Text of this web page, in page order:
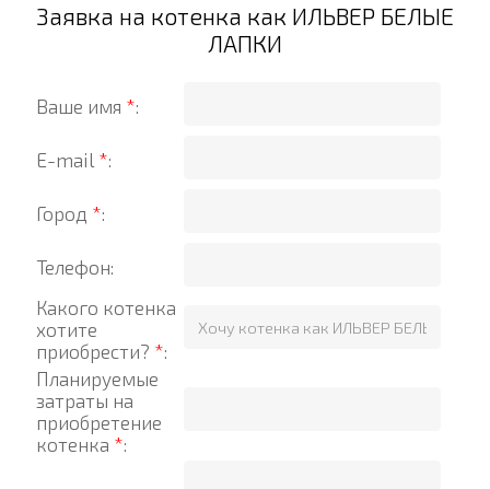
Заявка на котенка как ИЛЬВЕР БЕЛЫЕ
ЛАПКИ
Ваше имя *:
E-mail *:
Город *:
Телефон:
Какого котенка
хотите
приобрести? *:
Планируемые
затраты на
приобретение
котенка *: